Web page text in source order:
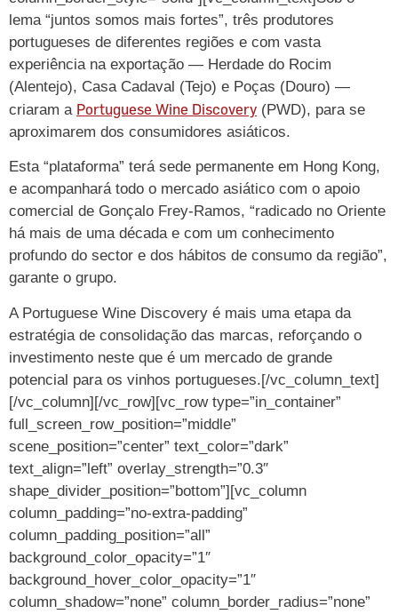
lema “juntos somos mais fortes”, três produtores
portugueses de diferentes regiões e com vasta
experiência na exportação — Herdade do Rocim
(Alentejo), Casa Cadaval (Tejo) e Poças (Douro) —
criaram a Portuguese Wine Discovery (PWD), para se
aproximarem dos consumidores asiáticos.
Esta “plataforma” terá sede permanente em Hong Kong,
e acompanhará todo o mercado asiático com o apoio
comercial de Gonçalo Frey-Ramos, “radicado no Oriente
há mais de uma década e com um conhecimento
profundo do sector e dos hábitos de consumo da região”,
garante o grupo.
A Portuguese Wine Discovery é mais uma etapa da
estratégia de consolidação das marcas, reforçando o
investimento neste que é um mercado de grande
potencial para os vinhos portugueses.[/vc_column_text]
[/vc_column][/vc_row][vc_row type=”in_container”
full_screen_row_position=”middle”
scene_position=”center” text_color=”dark”
text_align=”left” overlay_strength=”0.3″
shape_divider_position=”bottom”][vc_column
column_padding=”no-extra-padding”
column_padding_position=”all”
background_color_opacity=”1″
background_hover_color_opacity=”1″
column_shadow=”none” column_border_radius=”none”